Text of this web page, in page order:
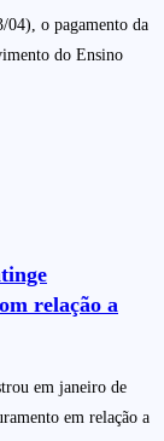
04), o pagamento da
do Ensino
relação a
em janeiro de
em relação a